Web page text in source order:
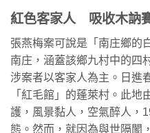
紅色客家人 吸收木訥
張燕梅案可說是「南庄鄉的
南庄，涵蓋該鄉九村中的四
涉案者以客家人為主。日進
「紅毛館」的蓬萊村。此
護，風景黏人，空氣醉人，
態。然而，就因為與世隔閡